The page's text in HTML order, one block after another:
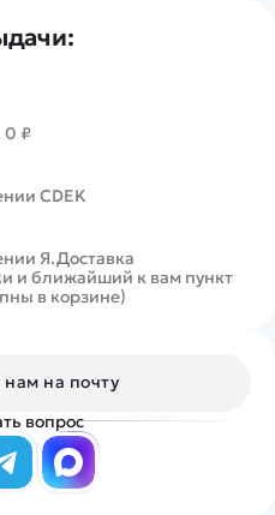
0 ₽
CDEK
Я.Доставка
и ближайший к вам пункт
в корзине)
нам на почту
вопрос